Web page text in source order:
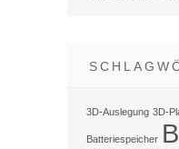
3D-Auslegung 3D-
Batteriespeicher